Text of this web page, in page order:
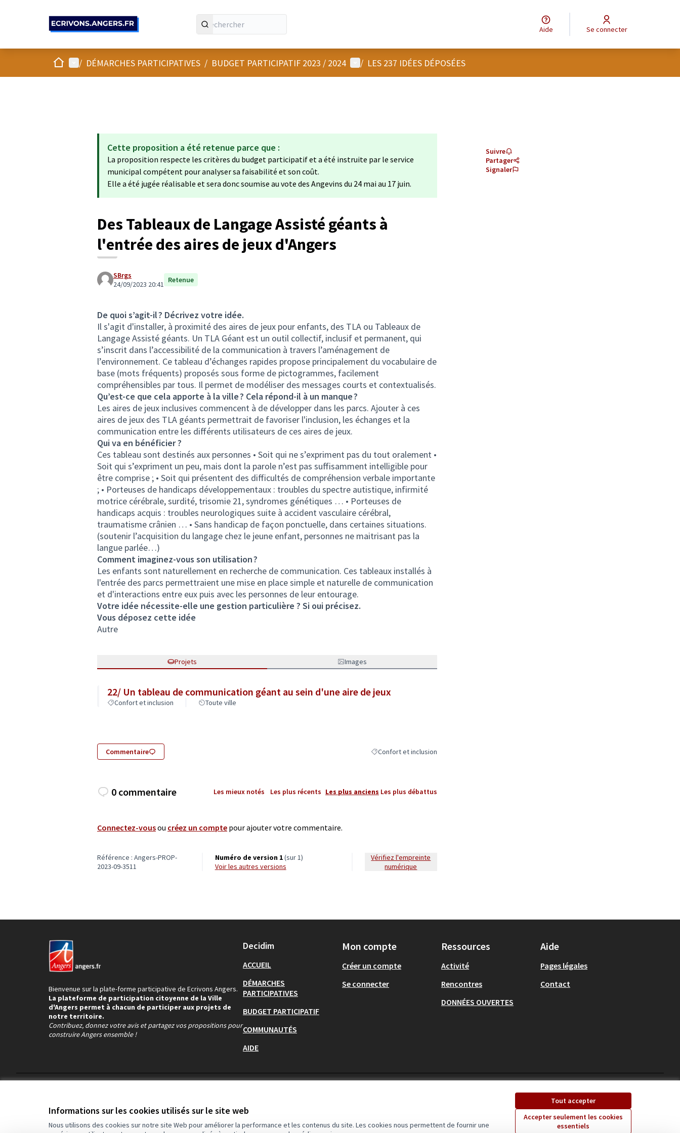
Informations sur les cookies utilisés sur le site web
Nous utilisons des cookies sur notre site Web pour améliorer la performance et les contenus du site. Les cookies nous permettent de fournir une
Tout accepter
Accepter seulement les cookies
essentiels
Aide Se connecter
AccueilMenu principal
/ DÉMARCHES PARTICIPATIVES / BUDGET PARTICIPATIF 2023 / 2024 Menu utilisateur
/ LES 237 IDÉES DÉPOSÉES
Cette proposition a été retenue parce que :
La proposition respecte les critères du budget participatif et a été instruite par le service
municipal compétent pour analyser sa faisabilité et son coût.
Elle a été jugée réalisable et sera donc soumise au vote des Angevins du 24 mai au 17 juin.
Des Tableaux de Langage Assisté géants à
l'entrée des aires de jeux d'Angers
SBrgs
24/09/2023 20:41 Retenue
De quoi s’agit-il ? Décrivez votre idée.
Il s'agit d'installer, à proximité des aires de jeux pour enfants, des TLA ou Tableaux de
Langage Assisté géants. Un TLA Géant est un outil collectif, inclusif et permanent, qui
s’inscrit dans l’accessibilité de la communication à travers l’aménagement de
l’environnement. Ce tableau d’échanges rapides propose principalement du vocabulaire de
base (mots fréquents) proposés sous forme de pictogrammes, facilement
compréhensibles par tous. Il permet de modéliser des messages courts et contextualisés.
Qu’est-ce que cela apporte à la ville ? Cela répond-il à un manque ?
Les aires de jeux inclusives commencent à de développer dans les parcs. Ajouter à ces
aires de jeux des TLA géants permettrait de favoriser l'inclusion, les échanges et la
communication entre les différents utilisateurs de ces aires de jeux.
Qui va en bénéficier ?
Ces tableau sont destinés aux personnes • Soit qui ne s’expriment pas du tout oralement •
Soit qui s’expriment un peu, mais dont la parole n’est pas suffisamment intelligible pour
être comprise ; • Soit qui présentent des difficultés de compréhension verbale importante
; • Porteuses de handicaps développementaux : troubles du spectre autistique, infirmité
motrice cérébrale, surdité, trisomie 21, syndromes génétiques … • Porteuses de
handicaps acquis : troubles neurologiques suite à accident vasculaire cérébral,
traumatisme crânien … • Sans handicap de façon ponctuelle, dans certaines situations.
(soutenir l’acquisition du langage chez le jeune enfant, personnes ne maitrisant pas la
langue parlée…)
Comment imaginez-vous son utilisation ?
Les enfants sont naturellement en recherche de communication. Ces tableaux installés à
l'entrée des parcs permettraient une mise en place simple et naturelle de communication
et d'interactions entre eux puis avec les personnes de leur entourage.
Votre idée nécessite-elle une gestion particulière ? Si oui précisez.
Vous déposez cette idée
Autre
Projets Images
22/ Un tableau de communication géant au sein d'une aire de jeux
Confort et inclusion Toute ville
Commentaire Filtrer les résultats de la catégorie : Confort et inclusion
Confort et inclusion
Suivre
Partager
Signaler
0 commentaire Les mieux notés Les plus récents Les plus anciens Les plus débattus
Connectez-vousou créez un compte pour ajouter votre commentaire.
Référence : Angers-PROP-
2023-09-3511
Numéro de version 1(sur 1)
voir les autres versions
Vérifiez l'empreinte
numérique
Bienvenue sur la plate-forme participative de Ecrivons Angers.
La plateforme de participation citoyenne de la Ville
d'Angers permet à chacun de participer aux projets de
notre territoire.
Contribuez, donnez votre avis et partagez vos propositions pour
construire Angers ensemble !
Decidim
ACCUEIL
DÉMARCHES
PARTICIPATIVES
BUDGET PARTICIPATIF
COMMUNAUTÉS
AIDE
Mon compte
Créer un compte
Se connecter
Ressources
Activité
Rencontres
DONNÉES OUVERTES
Aide
Pages légales
Contact
(Lien externe)(Lien externe)